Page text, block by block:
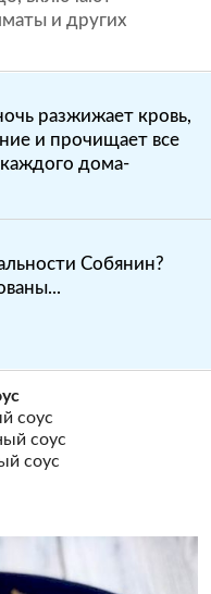
и других
разжижает кровь,
и прочищает все
дома-
Собянин?
соус
соус
соус